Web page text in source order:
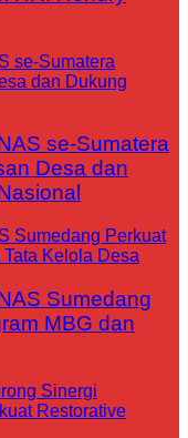
se-Sumatera
Desa dan
Sumedang
MBG dan